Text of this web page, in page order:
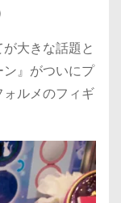
大きな話題と
』がついにプ
ルメのフィギ